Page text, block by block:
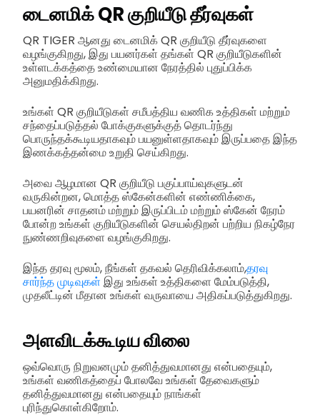
டைனமிக் QR குறியீடு தீர்வுகள்
QR TIGER ஆனது டைனமிக் QR குறியீடு தீர்வுகளை
வழங்குகிறது, இது பயனர்கள் தங்கள் QR குறியீடுகளின்
உள்ளடக்கத்தை உண்மையான நேரத்தில் புதுப்பிக்க
அனுமதிக்கிறது.
உங்கள் QR குறியீடுகள் சமீபத்திய வணிக உத்திகள் மற்றும்
சந்தைப்படுத்தல் போக்குகளுக்குத் தொடர்ந்து
பொருந்தக்கூடியதாகவும் பயனுள்ளதாகவும் இருப்பதை இந்த
இணக்கத்தன்மை உறுதி செய்கிறது.
அவை ஆழமான QR குறியீடு பகுப்பாய்வுகளுடன்
வருகின்றன, மொத்த ஸ்கேன்களின் எண்ணிக்கை,
பயனரின் சாதனம் மற்றும் இருப்பிடம் மற்றும் ஸ்கேன் நேரம்
போன்ற உங்கள் குறியீடுகளின் செயல்திறன் பற்றிய நிகழ்நேர
நுண்ணறிவுகளை வழங்குகிறது.
இந்த தரவு மூலம், நீங்கள் தகவல் தெரிவிக்கலாம்,தரவு
சார்ந்த முடிவுகள் இது உங்கள் உத்திகளை மேம்படுத்தி,
முதலீட்டின் மீதான உங்கள் வருவாயை அதிகப்படுத்துகிறது.
அளவிடக்கூடிய விலை
ஒவ்வொரு நிறுவனமும் தனித்துவமானது என்பதையும்,
உங்கள் வணிகத்தைப் போலவே உங்கள் தேவைகளும்
தனித்துவமானது என்பதையும் நாங்கள்
புரிந்துகொள்கிறோம்.